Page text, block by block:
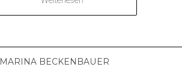
MARINA BECKENBAUER